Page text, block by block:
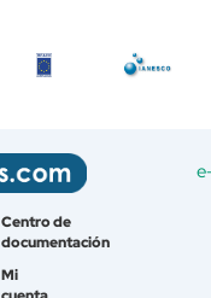
Centro de
documentación
Mi